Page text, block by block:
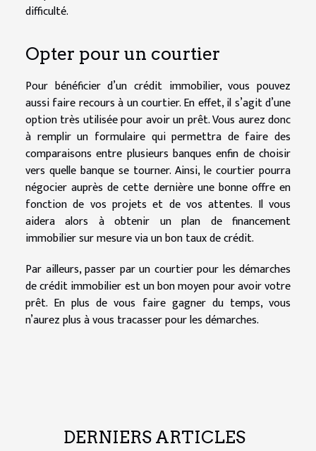
difficulté.
Opter pour un courtier
Pour bénéficier d’un crédit immobilier, vous pouvez
aussi faire recours à un courtier. En effet, il s’agit d’une
option très utilisée pour avoir un prêt. Vous aurez donc
à remplir un formulaire qui permettra de faire des
comparaisons entre plusieurs banques enfin de choisir
vers quelle banque se tourner. Ainsi, le courtier pourra
négocier auprès de cette dernière une bonne offre en
fonction de vos projets et de vos attentes. Il vous
aidera alors à obtenir un plan de financement
immobilier sur mesure via un bon taux de crédit.
Par ailleurs, passer par un courtier pour les démarches
de crédit immobilier est un bon moyen pour avoir votre
prêt. En plus de vous faire gagner du temps, vous
n’aurez plus à vous tracasser pour les démarches.
DERNIERS ARTICLES